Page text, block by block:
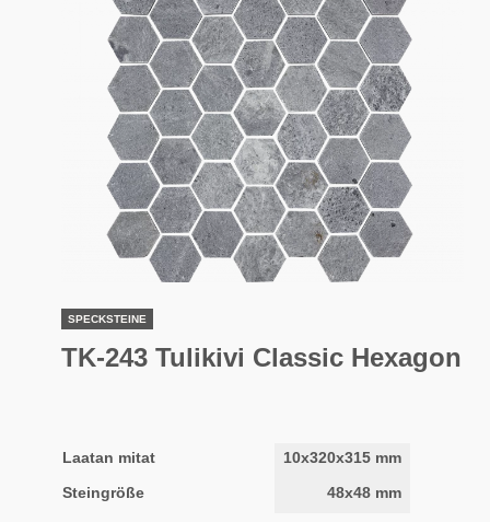
SPECKSTEINE
TK-243 Tulikivi Classic Hexagon
Laatan mitat
10x320x315 mm
Steingröße
48x48 mm